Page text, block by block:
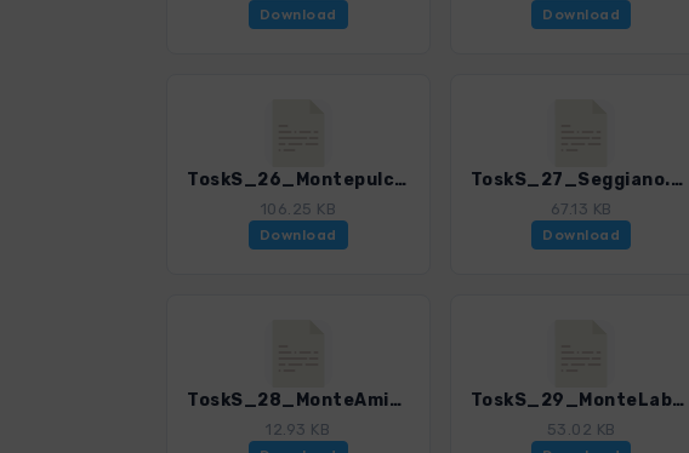
Download Download
ToskS_26_MontepulcianoPienza.gpx
106.25 KB
Download
ToskS_27_Seggiano.gpx
67.13 KB
Download
ToskS_28_MonteAmiata.gpx
12.93 KB
ToskS_29_MonteLabbro1.gpx
53.02 KB